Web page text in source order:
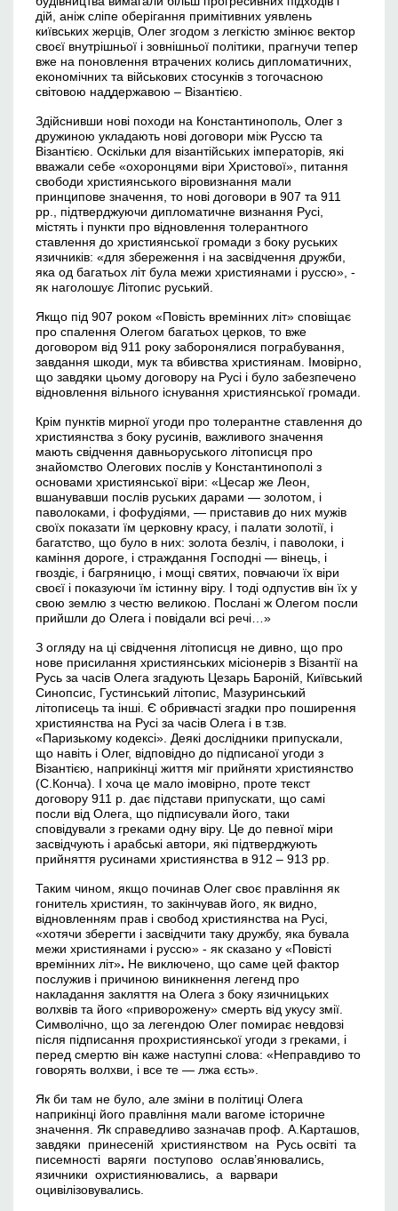
дій, аніж сліпе оберігання примітивних уявлень
київських жерців, Олег згодом з легкістю змінює вектор
своєї внутрішньої і зовнішньої політики, прагнучи тепер
вже на поновлення втрачених колись дипломатичних,
економічних та військових стосунків з тогочасною
світовою наддержавою – Візантією.
Здійснивши нові походи на Константинополь, Олег з
дружиною укладають нові договори між Руссю та
Візантією. Оскільки для візантійських імператорів, які
вважали себе «охоронцями віри Христової», питання
свободи християнського віровизнання мали
принципове значення, то нові договори в 907 та 911
рр., підтверджуючи дипломатичне визнання Русі,
містять і пункти про відновлення толерантного
ставлення до християнської громади з боку руських
язичників: «для збереження і на засвідчення дружби,
яка од багатьох літ була межи християнами і руссю», -
як наголошує Літопис руський.
Якщо під 907 роком «Повість времінних літ» сповіщає
про спалення Олегом багатьох церков, то вже
договором від 911 року заборонялися пограбування,
завдання шкоди, мук та вбивства християнам. Імовірно,
що завдяки цьому договору на Русі і було забезпечено
відновлення вільного існування християнської громади.
Крім пунктів мирної угоди про толерантне ставлення до
християнства з боку русинів, важливого значення
мають свідчення давньоруського літописця про
знайомство Олегових послів у Константинополі з
основами християнської віри: «Цесар же Леон,
вшанувавши послів руських дарами — золотом, і
паволоками, і фофудіями, — приставив до них мужів
своїх показати їм церковну красу, і палати золотії, і
багатство, що було в них: золота безліч, і паволоки, і
каміння дороге, і страждання Господні — вінець, і
гвоздіє, і багряницю, і мощі святих, повчаючи їх віри
своєї і показуючи їм істинну віру. І тоді одпустив він їх у
свою землю з честю великою. Послані ж Олегом посли
прийшли до Олега і повідали всі речі…»
З огляду на ці свідчення літописця не дивно, що про
нове присилання християнських місіонерів з Візантії на
Русь за часів Олега згадують Цезарь Бароній, Київський
Синопсис, Густинський літопис, Мазуринський
літописець та інші. Є обривчасті згадки про поширення
християнства на Русі за часів Олега і в т.зв.
«Паризькому кодексі». Деякі дослідники припускали,
що навіть і Олег, відповідно до підписаної угоди з
Візантією, наприкінці життя міг прийняти християнство
(С.Конча). І хоча це мало імовірно, проте текст
договору 911 р. дає підстави припускати, що самі
посли від Олега, що підписували його, таки
сповідували з греками одну віру. Це до певної міри
засвідчують і арабські автори, які підтверджують
прийняття русинами християнства в 912 – 913 рр.
Таким чином, якщо починав Олег своє правління як
гонитель християн, то закінчував його, як видно,
відновленням прав і свобод християнства на Русі,
«хотячи зберегти і засвідчити таку дружбу, яка бувала
межи християнами і руссю» - як сказано у «Повісті
времінних літ». Не виключено, що саме цей фактор
послужив і причиною виникнення легенд про
накладання закляття на Олега з боку язичницьких
волхвів та його «приворожену» смерть від укусу змії.
Символічно, що за легендою Олег помирає невдовзі
після підписання прохристиянської угоди з греками, і
перед смертю він каже наступні слова: «Неправдиво то
говорять волхви, і все те — лжа єсть».
Як би там не було, але зміни в політиці Олега
наприкінці його правління мали вагоме історичне
значення. Як справедливо зазначав проф. А.Карташов,
завдяки принесеній християнством на Русь освіті та
писемності варяги поступово ослав’янювались,
язичники охристиянювались, а варвари
оцивілізовувались.